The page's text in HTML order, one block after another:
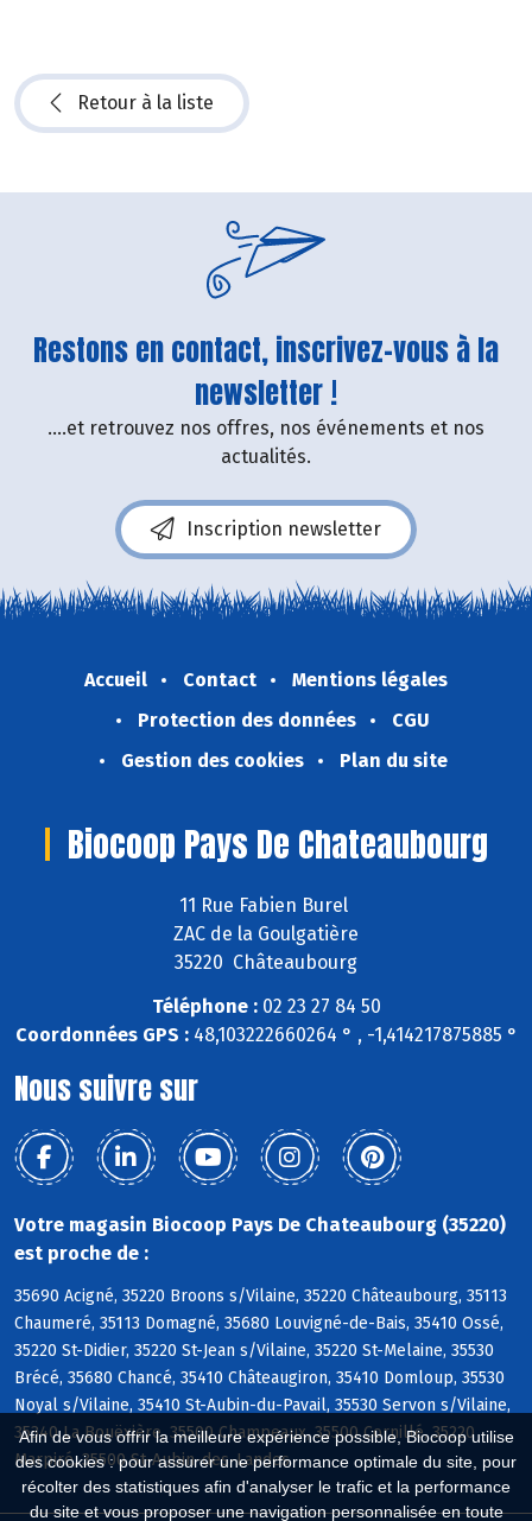
Afin de vous offrir la meilleure expérience possible, Biocoop utilise
des cookies : pour assurer une performance optimale du site, pour
récolter des statistiques afin d'analyser le trafic et la performance
du site et vous proposer une navigation personnalisée en toute
Retour à la liste
Restons en contact, inscrivez-vous à la
newsletter !
....et retrouvez nos offres, nos événements et nos
actualités.
Inscription newsletter
Accueil Contact
Mentions légales
Protection des données
CGU
Gestion des cookies
Plan du site
Biocoop Pays De Chateaubourg
11 Rue Fabien Burel
ZAC de la Goulgatière
35220 Châteaubourg
Téléphone :02 23 27 84 50
Coordonnées GPS :48,103222660264 ° , -1,414217875885 °
Nous suivre sur
Votre magasin Biocoop Pays De Chateaubourg (35220)
est proche de :
35690 Acigné, 35220 Broons s/Vilaine, 35220 Châteaubourg, 35113
Chaumeré, 35113 Domagné, 35680 Louvigné-de-Bais, 35410 Ossé,
35220 St-Didier, 35220 St-Jean s/Vilaine, 35220 St-Melaine, 35530
Brécé, 35680 Chancé, 35410 Châteaugiron, 35410 Domloup, 35530
Noyal s/Vilaine, 35410 St-Aubin-du-Pavail, 35530 Servon s/Vilaine,
35340 La Bouëxière, 35500 Champeaux, 35500 Cornillé, 35220
Marpiré, 35500 St-Aubin-des-Landes